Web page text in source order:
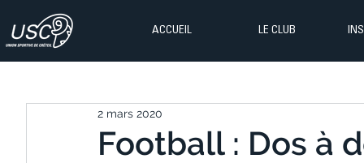
ACCUEIL LE CLUB
Football : Dos à
2 mars 2020